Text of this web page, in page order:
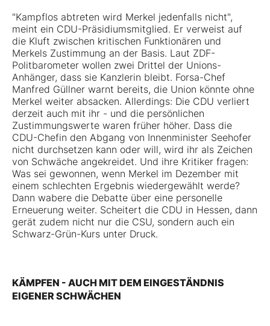
"Kampflos abtreten wird Merkel jedenfalls nicht",
meint ein CDU-Präsidiumsmitglied. Er verweist auf
die Kluft zwischen kritischen Funktionären und
Merkels Zustimmung an der Basis. Laut ZDF-
Politbarometer wollen zwei Drittel der Unions-
Anhänger, dass sie Kanzlerin bleibt. Forsa-Chef
Manfred Güllner warnt bereits, die Union könnte ohne
Merkel weiter absacken. Allerdings: Die CDU verliert
derzeit auch mit ihr - und die persönlichen
Zustimmungswerte waren früher höher. Dass die
CDU-Chefin den Abgang von Innenminister Seehofer
nicht durchsetzen kann oder will, wird ihr als Zeichen
von Schwäche angekreidet. Und ihre Kritiker fragen:
Was sei gewonnen, wenn Merkel im Dezember mit
einem schlechten Ergebnis wiedergewählt werde?
Dann wabere die Debatte über eine personelle
Erneuerung weiter. Scheitert die CDU in Hessen, dann
gerät zudem nicht nur die CSU, sondern auch ein
Schwarz-Grün-Kurs unter Druck.
KÄMPFEN - AUCH MIT DEM EINGESTÄNDNIS
EIGENER SCHWÄCHEN